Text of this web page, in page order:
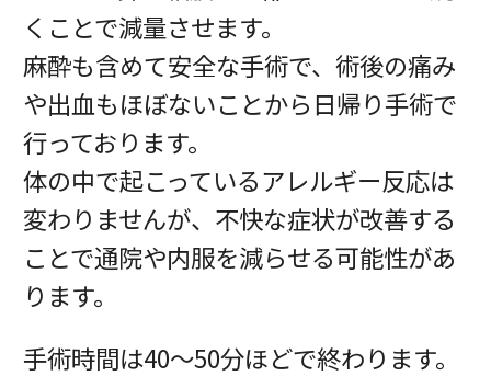
くことで減量させます。
麻酔も含めて安全な手術で、術後の痛み
や出血もほぼないことから日帰り手術で
行っております。
体の中で起こっているアレルギー反応は
変わりませんが、不快な症状が改善する
ことで通院や内服を減らせる可能性があ
ります。
手術時間は40～50分ほどで終わります。